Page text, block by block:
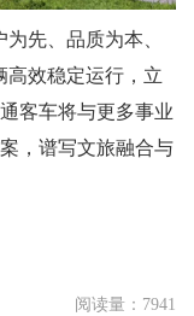
先、品质为本、
高效稳定运行，立
客车将与更多事业
，谱写文旅融合与
阅读量：7941